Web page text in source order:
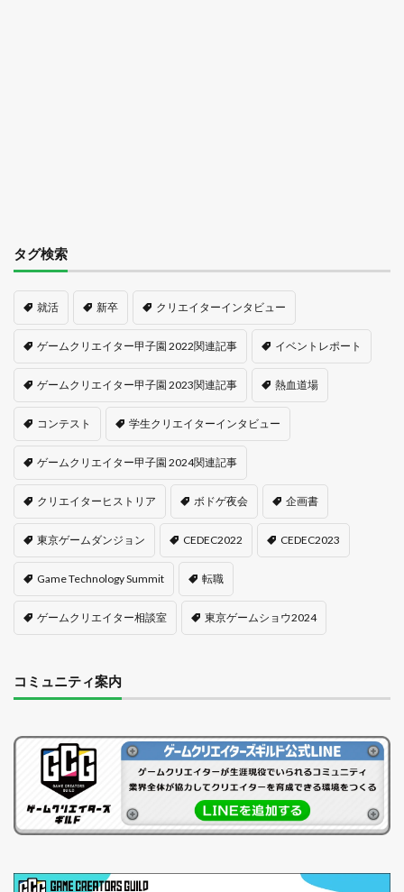
タグ検索
就活 新卒 クリエイターインタビュー
ゲームクリエイター甲子園 2022関連記事 イベントレポート
ゲームクリエイター甲子園 2023関連記事 熱血道場
コンテスト 学生クリエイターインタビュー
ゲームクリエイター甲子園 2024関連記事
クリエイターヒストリア ボドゲ夜会 企画書
東京ゲームダンジョン CEDEC2022 CEDEC2023
Game Technology Summit 転職
ゲームクリエイター相談室 東京ゲームショウ2024
コミュニティ案内